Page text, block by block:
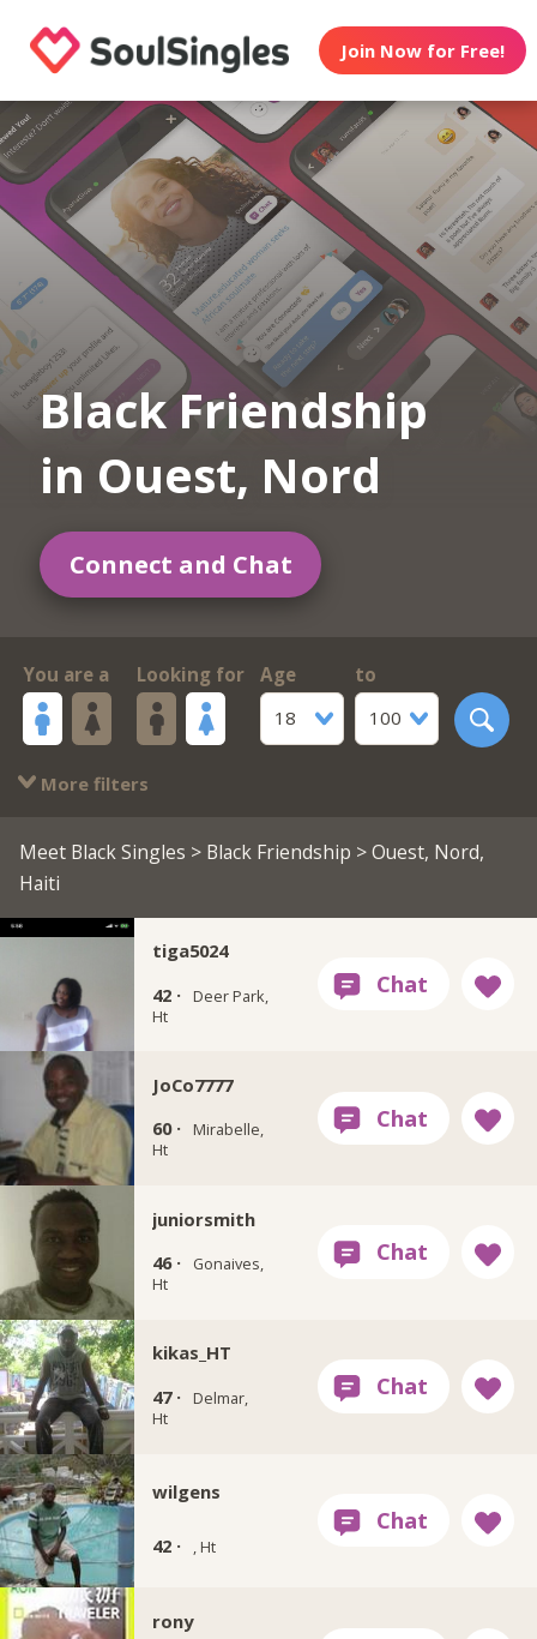
Join Now for Free!
Black Friendship
in Ouest, Nord
Connect and Chat
You are a Looking for
Age
18
to
100
More filters
Meet Black Singles > Black Friendship > Ouest, Nord,
Haiti
tiga5024
42 ·
Deer Park,
Ht
JoCo7777
60 ·
Mirabelle,
Ht
juniorsmith
46 ·
Gonaives,
Ht
kikas_HT
47 ·
Delmar,
Ht
wilgens
42 · , Ht
rony